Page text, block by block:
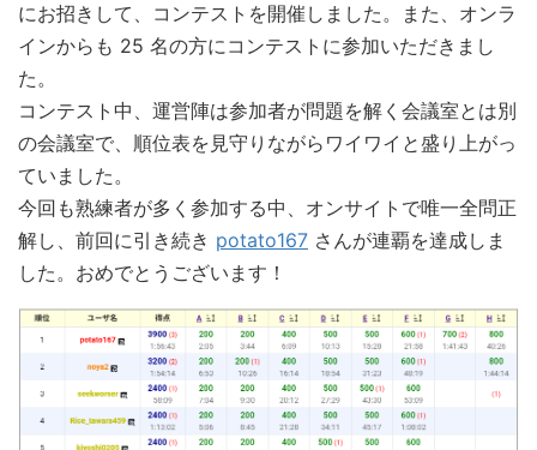
にお招きして、コンテストを開催しました。また、オンラ
インからも 25 名の方にコンテストに参加いただきまし
た。
コンテスト中、運営陣は参加者が問題を解く会議室とは別
の会議室で、順位表を見守りながらワイワイと盛り上がっ
ていました。
今回も熟練者が多く参加する中、オンサイトで唯一全問正
解し、前回に引き続き potato167 さんが連覇を達成しま
した。おめでとうございます！